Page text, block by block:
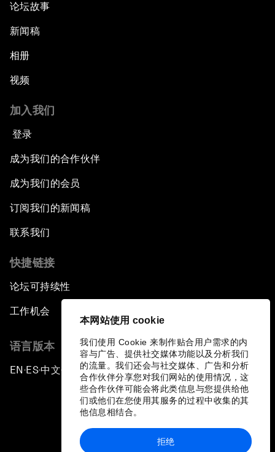
本网站使用 cookie
我们使用 Cookie 来制作贴合用户需求的内
容与广告、提供社交媒体功能以及分析我们
的流量。我们还会与社交媒体、广告和分析
合作伙伴分享您对我们网站的使用情况，这
些合作伙伴可能会将此类信息与您提供给他
们或他们在您使用其服务的过程中收集的其
他信息相结合。
拒绝
论坛故事
新闻稿
相册
视频
加入我们
登录
成为我们的合作伙伴
成为我们的会员
订阅我们的新闻稿
联系我们
快捷链接
论坛可持续性
工作机会
语言版本
EN ▪ES▪中文▪ 日本語